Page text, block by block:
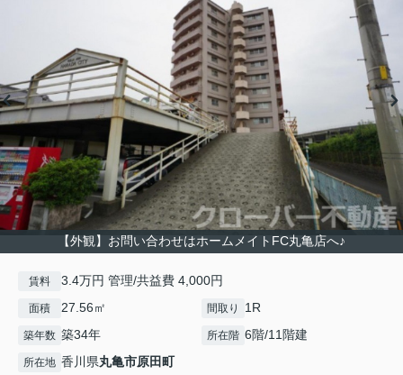
【外観】お問い合わせはホームメイトFC丸亀店へ♪
賃料 3.4万円 管理/共益費 4,000円
面積 27.56㎡ 間取り 1R
築年数 築34年 所在階 6階/11階建
所在地 香川県丸亀市原田町